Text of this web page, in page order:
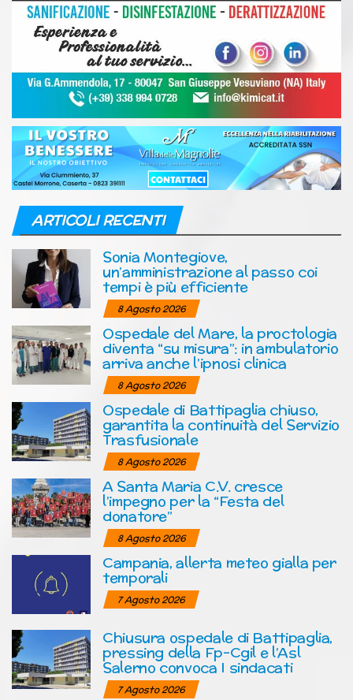
ARTICOLI RECENTI
Sonia Montegiove,
un’amministrazione al passo coi
tempi è più efficiente
8 Agosto 2026
Ospedale del Mare, la proctologia
diventa “su misura”: in ambulatorio
arriva anche l’ipnosi clinica
8 Agosto 2026
Ospedale di Battipaglia chiuso,
garantita la continuità del Servizio
Trasfusionale
8 Agosto 2026
A Santa Maria C.V. cresce
l’impegno per la “Festa del
donatore”
8 Agosto 2026
Campania, allerta meteo gialla per
temporali
7 Agosto 2026
Chiusura ospedale di Battipaglia,
pressing della Fp-Cgil e l’Asl
Salerno convoca I sindacati
7 Agosto 2026